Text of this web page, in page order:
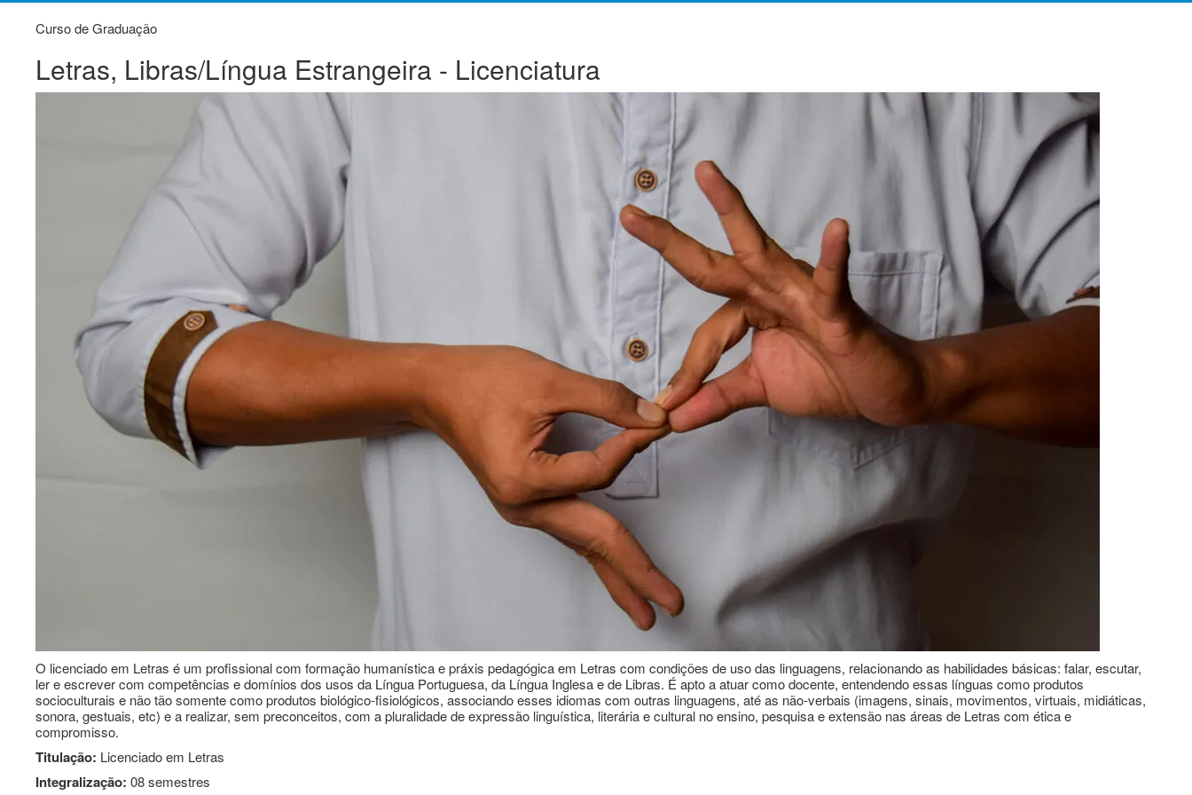
Curso de Graduação
Letras, Libras/Língua Estrangeira - Licenciatura
O licenciado em Letras é um profissional com formação humanística e práxis pedagógica em Letras com condições de uso das linguagens, relacionando as habilidades básicas: falar, escutar,
ler e escrever com competências e domínios dos usos da Língua Portuguesa, da Língua Inglesa e de Libras. É apto a atuar como docente, entendendo essas línguas como produtos
socioculturais e não tão somente como produtos biológico-fisiológicos, associando esses idiomas com outras linguagens, até as não-verbais (imagens, sinais, movimentos, virtuais, midiáticas,
sonora, gestuais, etc) e a realizar, sem preconceitos, com a pluralidade de expressão linguística, literária e cultural no ensino, pesquisa e extensão nas áreas de Letras com ética e
compromisso.
Titulação: Licenciado em Letras
Integralização: 08 semestres